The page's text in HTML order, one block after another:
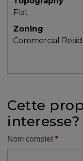
affaire
avec
un
courtier
Prenez
d’analyser
vos
Flat
Zoning
Commercial
Cette
interesse?
Formulaire
Nom complet *